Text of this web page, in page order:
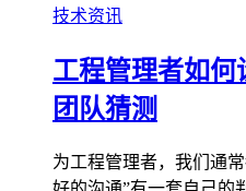
技术资讯
工程管理者如何
团队猜测
为工程管理者，我们通